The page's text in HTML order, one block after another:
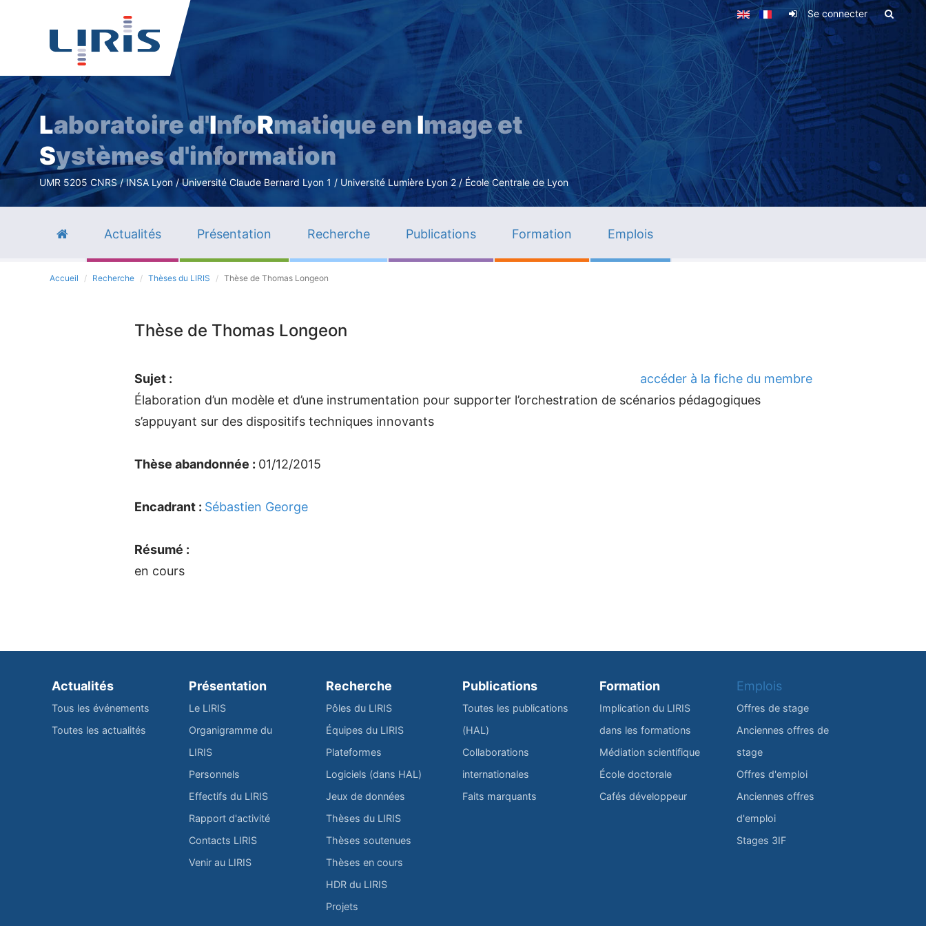
Aller
contenu
principal
Se connecter
Laboratoire d'InfoRmatique en Image et
Systèmes d'information
UMR 5205 CNRS / INSA Lyon / Université Claude Bernard Lyon 1 / Université Lumière Lyon 2 / École Centrale de Lyon
Actualités Présentation Recherche Publications Formation Emplois
Accueil Recherche Thèses du LIRIS Thèse de Thomas Longeon
Thèse de Thomas Longeon
accéder à la fiche du membre
Sujet :
Élaboration d’un modèle et d’une instrumentation pour supporter l’orchestration de scénarios pédagogiques
s’appuyant sur des dispositifs techniques innovants
Thèse abandonnée : 01/12/2015
Encadrant : Sébastien George
Résumé :
en cours
Actualités
Tous les événements
Toutes les actualités
Présentation
Le LIRIS
Organigramme du
LIRIS
Personnels
Effectifs du LIRIS
Rapport d'activité
Contacts LIRIS
Venir au LIRIS
Recherche
Pôles du LIRIS
Équipes du LIRIS
Plateformes
Logiciels (dans HAL)
Jeux de données
Thèses du LIRIS
Thèses soutenues
Thèses en cours
HDR du LIRIS
Projets
Publications
Toutes les publications
(HAL)
Collaborations
internationales
Faits marquants
Formation
Implication du LIRIS
dans les formations
Médiation scientifique
École doctorale
Cafés développeur
Emplois
Offres de stage
Anciennes offres de
stage
Offres d'emploi
Anciennes offres
d'emploi
Stages 3IF